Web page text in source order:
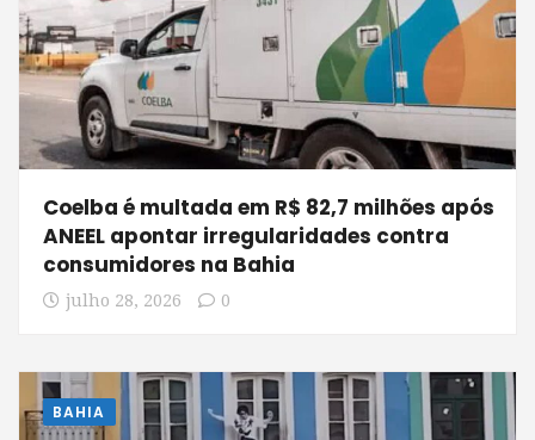
Coelba é multada em R$ 82,7 milhões após
ANEEL apontar irregularidades contra
consumidores na Bahia
julho 28, 2026 0
BAHIA